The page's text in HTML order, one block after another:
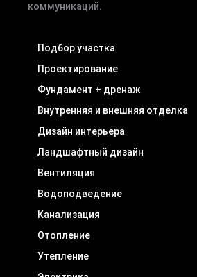
коммуникаций.
Подбор участка
Проектирование
Фундамент + дренаж
Внутренняя и внешняя отделка
Дизайн интерьера
Ландшафтный дизайн
Вентиляция
Водоподведение
Канализация
Отопление
Утепление